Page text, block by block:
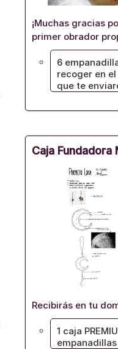
¡Muchas gracias
primer obrador
6
recoger en
que te
Caja Fundadora
Recibirás en tu
1 caja